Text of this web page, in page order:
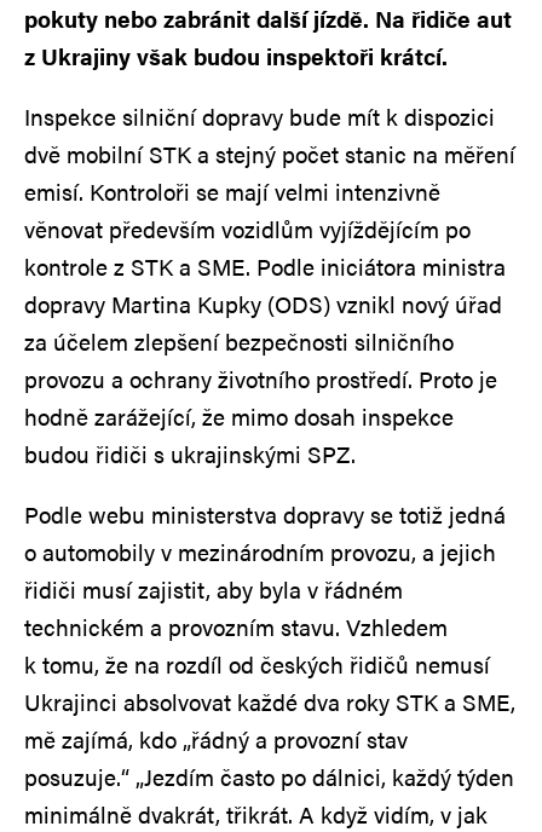
pokuty nebo zabránit další jízdě. Na řidiče aut
z Ukrajiny však budou inspektoři krátcí.
Inspekce silniční dopravy bude mít k dispozici
dvě mobilní STK a stejný počet stanic na měření
emisí. Kontroloři se mají velmi intenzivně
věnovat především vozidlům vyjíždějícím po
kontrole z STK a SME. Podle iniciátora ministra
dopravy Martina Kupky (ODS) vznikl nový úřad
za účelem zlepšení bezpečnosti silničního
provozu a ochrany životního prostředí. Proto je
hodně zarážející, že mimo dosah inspekce
budou řidiči s ukrajinskými SPZ.
Podle webu ministerstva dopravy se totiž jedná
o automobily v mezinárodním provozu, a jejich
řidiči musí zajistit, aby byla v řádném
technickém a provozním stavu. Vzhledem
k tomu, že na rozdíl od českých řidičů nemusí
Ukrajinci absolvovat každé dva roky STK a SME,
mě zajímá, kdo „řádný a provozní stav
posuzuje.“ „Jezdím často po dálnici, každý týden
minimálně dvakrát, třikrát. A když vidím, v jak